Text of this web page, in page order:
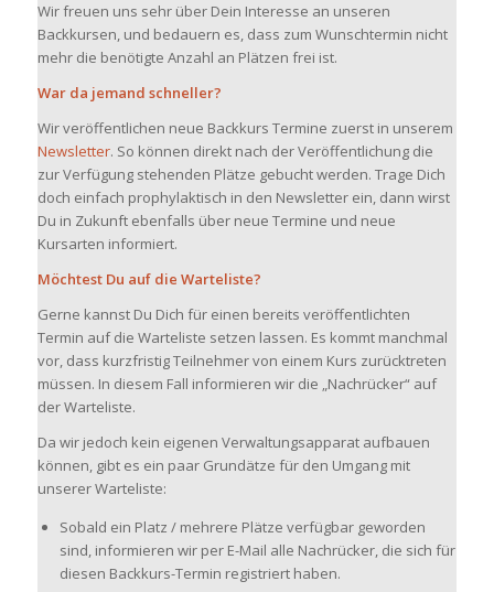
Wir freuen uns sehr über Dein Interesse an unseren
Backkursen, und bedauern es, dass zum Wunschtermin nicht
mehr die benötigte Anzahl an Plätzen frei ist.
War da jemand schneller?
Wir veröffentlichen neue Backkurs Termine zuerst in unserem
Newsletter. So können direkt nach der Veröffentlichung die
zur Verfügung stehenden Plätze gebucht werden. Trage Dich
doch einfach prophylaktisch in den Newsletter ein, dann wirst
Du in Zukunft ebenfalls über neue Termine und neue
Kursarten informiert.
Möchtest Du auf die Warteliste?
Gerne kannst Du Dich für einen bereits veröffentlichten
Termin auf die Warteliste setzen lassen. Es kommt manchmal
vor, dass kurzfristig Teilnehmer von einem Kurs zurücktreten
müssen. In diesem Fall informieren wir die „Nachrücker“ auf
der Warteliste.
Da wir jedoch kein eigenen Verwaltungsapparat aufbauen
können, gibt es ein paar Grundätze für den Umgang mit
unserer Warteliste:
Sobald ein Platz / mehrere Plätze verfügbar geworden
sind, informieren wir per E-Mail alle Nachrücker, die sich für
diesen Backkurs-Termin registriert haben.